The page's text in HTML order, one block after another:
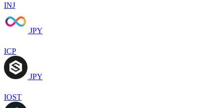
INJ
JPY
ICP
JPY
IOST